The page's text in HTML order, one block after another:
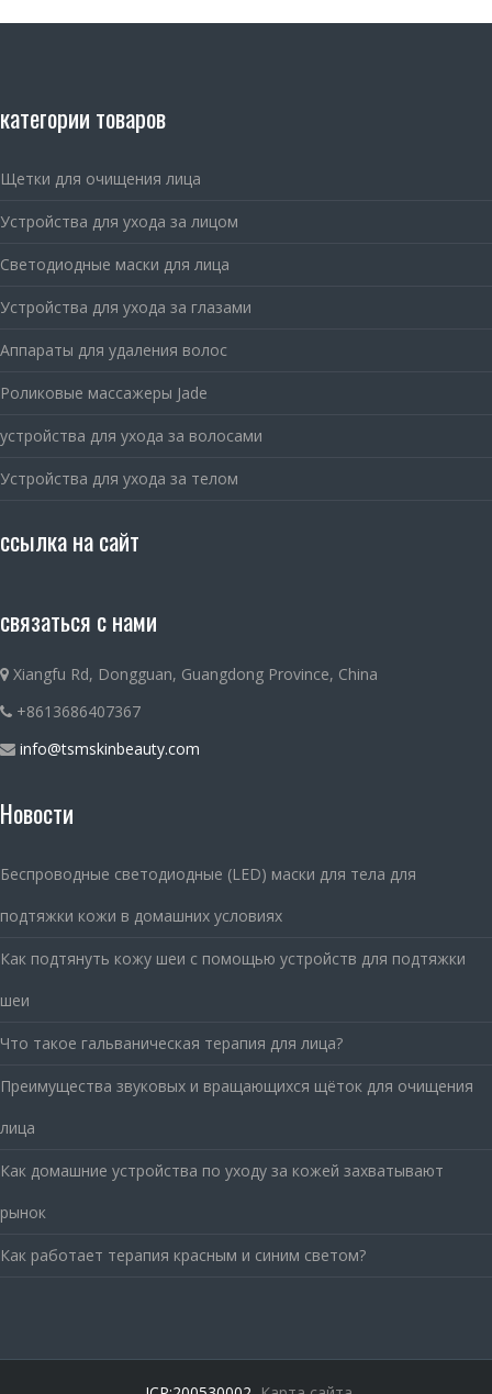
категории товаров
Щетки для очищения лица
Устройства для ухода за лицом
Светодиодные маски для лица
Устройства для ухода за глазами
Аппараты для удаления волос
Роликовые массажеры Jade
устройства для ухода за волосами
Устройства для ухода за телом
ссылка на сайт
связаться с нами
Xiangfu Rd, Dongguan, Guangdong Province, China
+8613686407367
info@tsmskinbeauty.com
Новости
Беспроводные светодиодные (LED) маски для тела для
подтяжки кожи в домашних условиях
Как подтянуть кожу шеи с помощью устройств для подтяжки
шеи
Что такое гальваническая терапия для лица?
Преимущества звуковых и вращающихся щёток для очищения
лица
Как домашние устройства по уходу за кожей захватывают
рынок
Как работает терапия красным и синим светом?